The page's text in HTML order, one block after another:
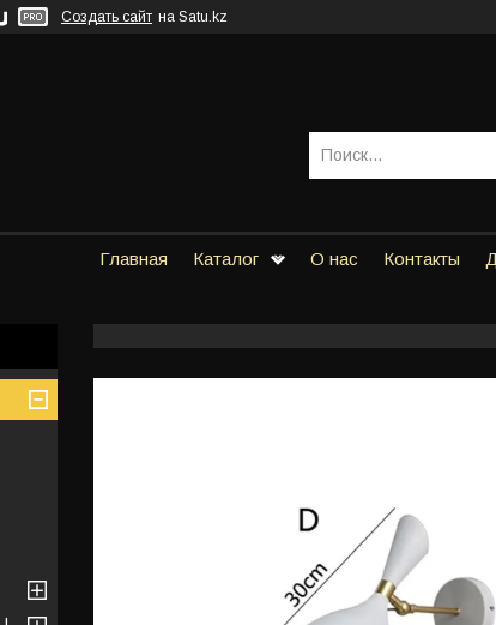
Создать сайт на Satu.kz
Главная Каталог О нас Контакты